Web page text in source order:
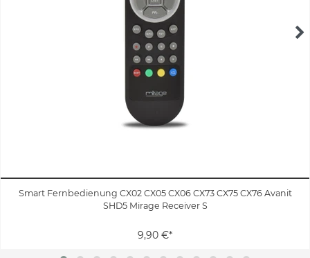
Smart Fernbedienung CX02 CX05 CX06 CX73 CX75 CX76 Avanit
SHD5 Mirage Receiver S
9,90 €*